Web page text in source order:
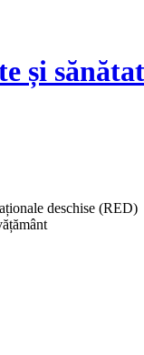
și
deschise (RED)